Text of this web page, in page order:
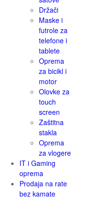
Držači
Maske i
futrole za
telefone i
tablete
Oprema
za bicikl i
motor
Olovke za
touch
screen
Zaštitna
stakla
Oprema
za vlogere
IT i Gaming
oprema
Prodaja na rate
bez kamate